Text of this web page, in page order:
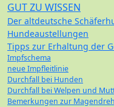
GUT ZU WISSEN
Der altdeutsche
Hundeaustellungen
Tipps zur Erhaltung der
Impfschema
neue Impfleitlinie
Durchfall bei Hunden
Durchfall bei Welpen und
Bemerkungen zur